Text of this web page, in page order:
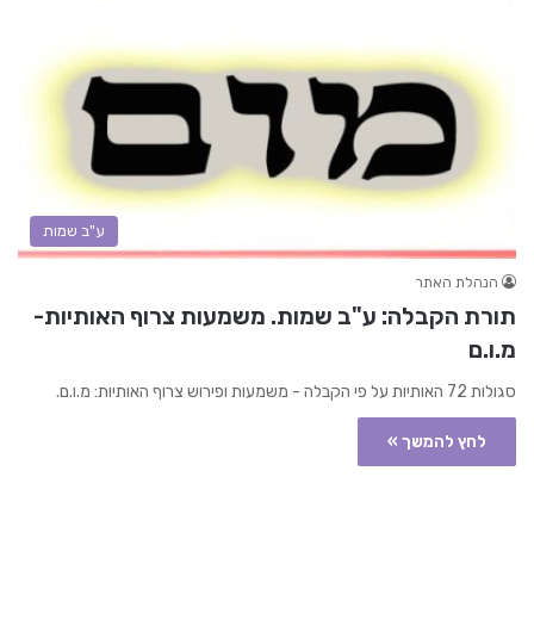
ע"ב שמות
הנהלת האתר
תורת הקבלה: ע"ב שמות. משמעות צרוף האותיות-
מ.ו.ם
סגולות 72 האותיות על פי הקבלה - משמעות ופירוש צרוף האותיות: מ.ו.ם.
לחץ להמשך »